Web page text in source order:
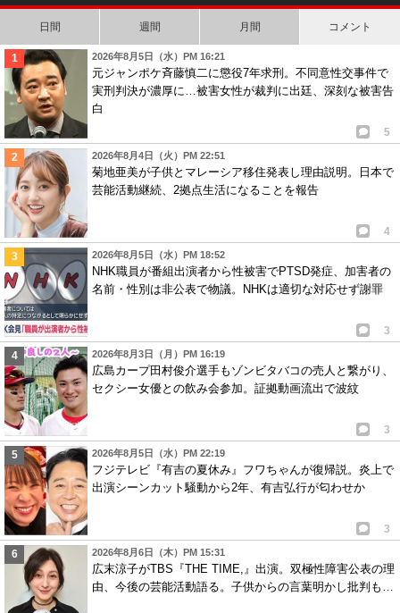
日間 週間 月間 コメント
2026年8月5日（水）PM 16:21
元ジャンポケ斉藤慎二に懲役7年求刑。不同意性交事件で
実刑判決が濃厚に…被害女性が裁判に出廷、深刻な被害告
白
5
2026年8月4日（火）PM 22:51
菊地亜美が子供とマレーシア移住発表し理由説明。日本で
芸能活動継続、2拠点生活になることを報告
4
2026年8月5日（水）PM 18:52
NHK職員が番組出演者から性被害でPTSD発症、加害者の
名前・性別は非公表で物議。NHKは適切な対応せず謝罪
3
2026年8月3日（月）PM 16:19
広島カープ田村俊介選手もゾンビタバコの売人と繋がり、
セクシー女優との飲み会参加。証拠動画流出で波紋
3
2026年8月5日（水）PM 22:19
フジテレビ『有吉の夏休み』フワちゃんが復帰説。炎上で
出演シーンカット騒動から2年、有吉弘行が匂わせか
3
2026年8月6日（木）PM 15:31
広末涼子がTBS『THE TIME,』出演。双極性障害公表の理
由、今後の芸能活動語る。子供からの言葉明かし批判も…